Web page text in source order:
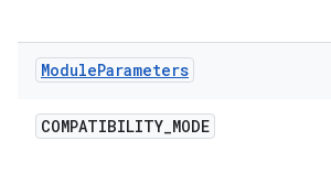
ModuleParameters
COMPATIBILITY_MODE